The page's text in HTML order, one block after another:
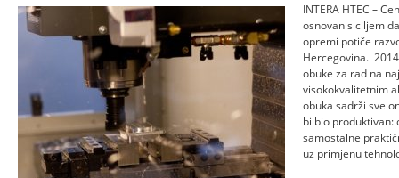
INTERA HTEC –
osnovan s ciljem
opremi potiče
Hercegovina.
obuke za rad na
visokokvalitetnim
obuka sadrži sve
bi bio produktivan:
samostalne
uz primjenu